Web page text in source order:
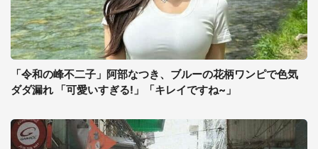
「令和の峰不二子」阿部なつき、ブルーの花柄ワンピで色気
ダダ漏れ 「可愛いすぎる!」「キレイですね~」